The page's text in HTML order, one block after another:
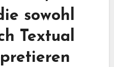
sowohl
Textual